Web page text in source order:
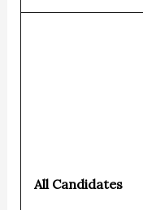
All Candidates